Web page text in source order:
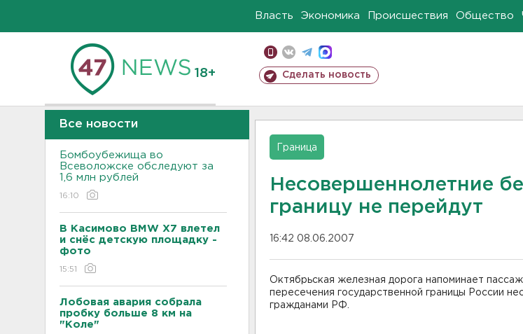
Власть Экономика Происшествия Общество
18+ Сделать новость
Все новости
Бомбоубежища во
Всеволожске обследуют за
1,6 млн рублей
16:10
В Касимово BMW X7 влетел
и снёс детскую площадку -
фото
15:51
Лобовая авария собрала
пробку больше 8 км на
"Коле"
Граница
Несовершеннолетние
границу не перейдут
16:42 08.06.2007
Октябрьская железная дорога напоминает
пересечения государственной границы России
гражданами РФ.